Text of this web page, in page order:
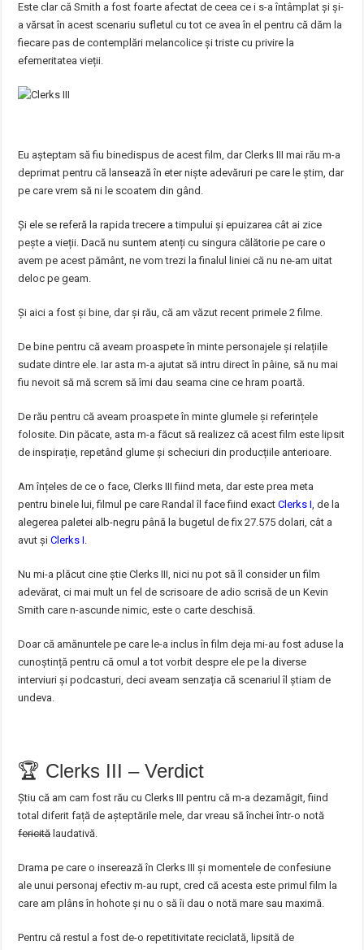
Este clar că Smith a fost foarte afectat de ceea ce i s-a întâmplat și și-
a vărsat în acest scenariu sufletul cu tot ce avea în el pentru că dăm la
fiecare pas de contemplări melancolice și triste cu privire la
efemeritatea vieții.
Eu așteptam să fiu binedispus de acest film, dar Clerks III mai rău m-a
deprimat pentru că lansează în eter niște adevăruri pe care le știm, dar
pe care vrem să ni le scoatem din gând.
Și ele se referă la rapida trecere a timpului și epuizarea cât ai zice
pește a vieții. Dacă nu suntem atenți cu singura călătorie pe care o
avem pe acest pământ, ne vom trezi la finalul liniei că nu ne-am uitat
deloc pe geam.
Și aici a fost și bine, dar și rău, că am văzut recent primele 2 filme.
De bine pentru că aveam proaspete în minte personajele și relațiile
sudate dintre ele. Iar asta m-a ajutat să intru direct în pâine, să nu mai
fiu nevoit să mă screm să îmi dau seama cine ce hram poartă.
De rău pentru că aveam proaspete în minte glumele și referințele
folosite. Din păcate, asta m-a făcut să realizez că acest film este lipsit
de inspirație, repetând glume și scheciuri din producțiile anterioare.
Am înțeles de ce o face, Clerks III fiind meta, dar este prea meta
pentru binele lui, filmul pe care Randal îl face fiind exactClerks I, de la
alegerea paletei alb-negru până la bugetul de fix 27.575 dolari, cât a
avut șiClerks I.
Nu mi-a plăcut cine știe Clerks III, nici nu pot să îl consider un film
adevărat, ci mai mult un fel de scrisoare de adio scrisă de un Kevin
Smith care n-ascunde nimic, este o carte deschisă.
Doar că amănuntele pe care le-a inclus în film deja mi-au fost aduse la
cunoștință pentru că omul a tot vorbit despre ele pe la diverse
interviuri și podcasturi, deci aveam senzația că scenariul îl știam de
undeva.
🏆 Clerks III – Verdict
Știu că am cam fost rău cu Clerks III pentru că m-a dezamăgit, fiind
total diferit față de așteptările mele, dar vreau să închei într-o notă
fericitălaudativă.
Drama pe care o inserează în Clerks III și momentele de confesiune
ale unui personaj efectiv m-au rupt, cred că acesta este primul film la
care am plâns în hohote și nu o să îi dau o notă mare sau maximă.
Pentru că restul a fost de-o repetitivitate reciclată, lipsită de